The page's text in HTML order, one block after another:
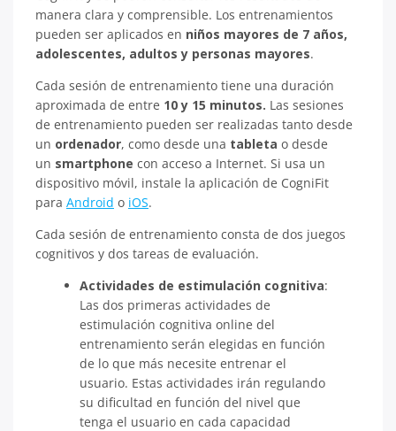
manera clara y comprensible. Los entrenamientos
pueden ser aplicados en niños mayores de 7 años,
adolescentes, adultos y personas mayores.
Cada sesión de entrenamiento tiene una duración
aproximada de entre 10 y 15 minutos. Las sesiones
de entrenamiento pueden ser realizadas tanto desde
un ordenador, como desde una tableta o desde
un smartphone con acceso a Internet. Si usa un
dispositivo móvil, instale la aplicación de CogniFit
para Android o iOS.
Cada sesión de entrenamiento consta de dos juegos
cognitivos y dos tareas de evaluación.
Actividades de estimulación cognitiva:
Las dos primeras actividades de
estimulación cognitiva online del
entrenamiento serán elegidas en función
de lo que más necesite entrenar el
usuario. Estas actividades irán regulando
su dificultad en función del nivel que
tenga el usuario en cada capacidad